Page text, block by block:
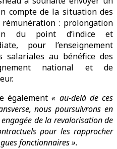
compte de la situation des
: prolongation
du point d’indice et
pour l’enseignement
salariales au bénéfice des
national et de
également « au-delà de ces
nous poursuivrons en
de la revalorisation de
pour les rapprocher
fonctionnaires ».